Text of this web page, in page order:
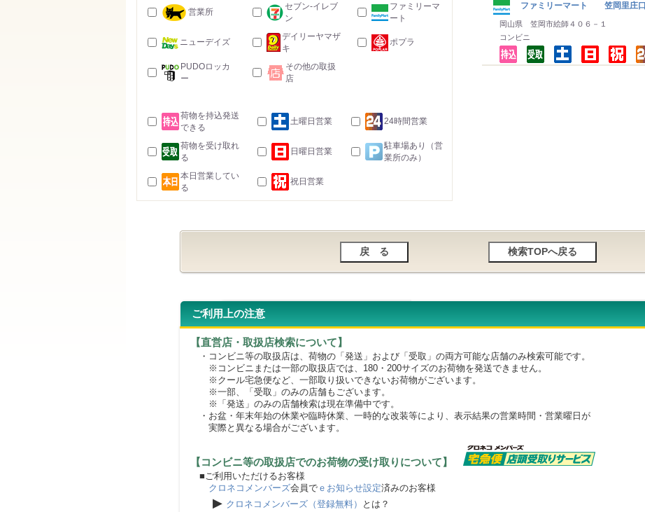
ファミリーマート 笠岡里庄口
岡山県 笠岡市絵師４０６－１
コンビニ
営業所
セブン-イレブ
ン
ファミリーマ
ート
ニューデイズ
デイリーヤマザ
キ
ポプラ
PUDOロッカ
ー
その他の取扱
店
荷物を持込発送
できる
土曜日営業 24時間営業
荷物を受け取れ
る
日曜日営業
駐車場あり（営
業所のみ）
本日営業してい
る
祝日営業
ご利用上の注意
【直営店・取扱店検索について】
・コンビニ等の取扱店は、荷物の「発送」および「受取」の両方可能な店舗のみ検索可能です。
※コンビニまたは一部の取扱店では、180・200サイズのお荷物を発送できません。
※クール宅急便など、一部取り扱いできないお荷物がございます。
※一部、「受取」のみの店舗もございます。
※「発送」のみの店舗検索は現在準備中です。
・お盆・年末年始の休業や臨時休業、一時的な改装等により、表示結果の営業時間・営業曜日が
実際と異なる場合がございます。
【コンビニ等の取扱店でのお荷物の受け取りについて】
■ご利用いただけるお客様
クロネコメンバーズ会員で ｅお知らせ設定済みのお客様
▶ クロネコメンバーズ（登録無料）
とは？